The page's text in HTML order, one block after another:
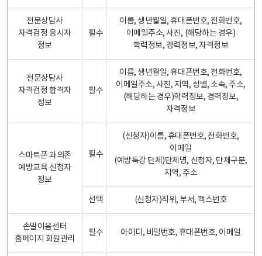
전문상담사
자격검정 응시자
정보
필수
이름, 생년월일, 휴대폰번호, 전화번호,
이메일주소, 사진, (해당하는 경우)
학력정보, 경력정보, 자격정보
전문상담사
자격검정 합격자
정보
필수
이름, 생년월일, 휴대폰번호, 전화번호,
이메일주소, 사진, 지역, 성별, 소속, 주소,
(해당하는 경우)학력정보, 경력정보,
자격정보
스마트폰 과의존
예방교육 신청자
정보
필수
(신청자)이름, 휴대폰번호, 전화번호,
이메일
(예방특강 단체)단체명, 신청자, 단체구분,
지역, 주소
선택 (신청자)직위, 부서, 팩스번호
손말이음센터
홈페이지 회원관리
필수 아이디, 비밀번호, 휴대폰번호, 이메일